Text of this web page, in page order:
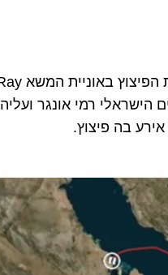
הישראלי רמי אונגר
בה פיצוץ.